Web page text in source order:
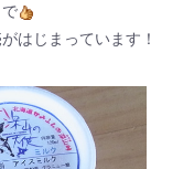
はじまっています！